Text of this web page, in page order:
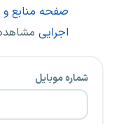
صفحه منابع و
اجرایی
شماره موبایل